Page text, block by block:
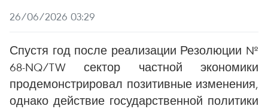
26/06/2026 03:29
Спустя год после реализации Резолюции №
68-NQ/TW сектор частной экономики
продемонстрировал позитивные изменения,
однако действие государственной политики